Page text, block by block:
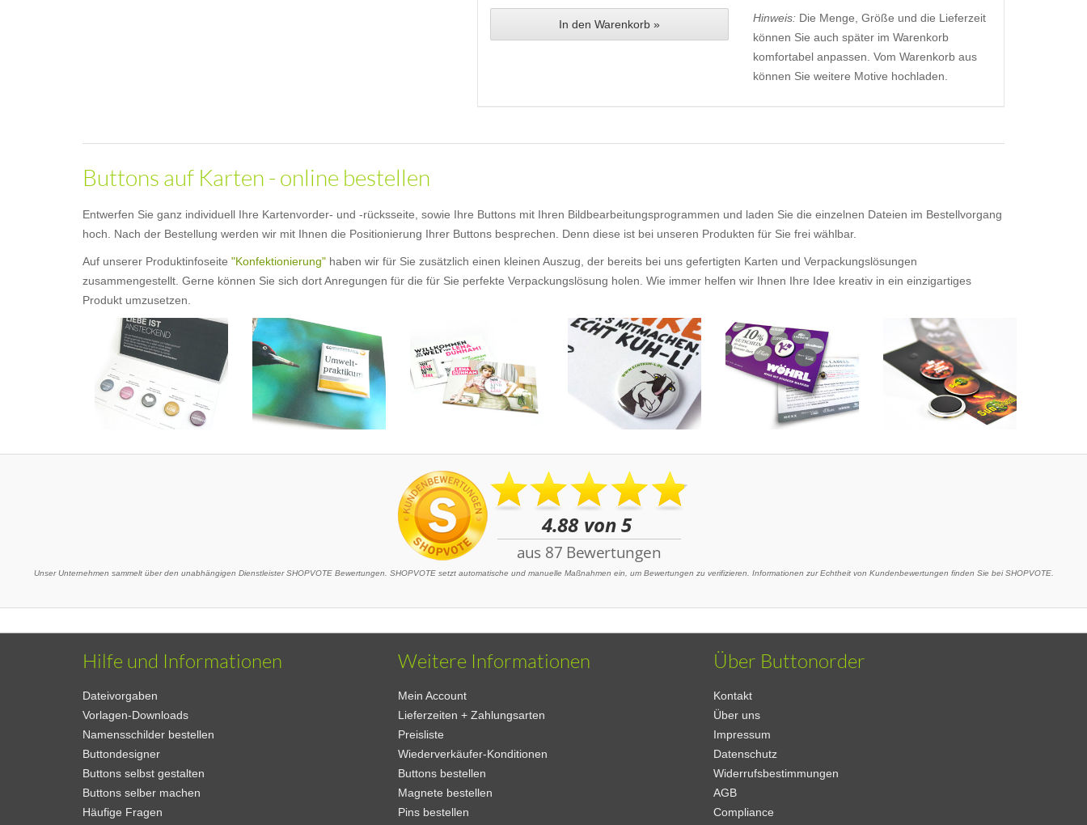
In den Warenkorb » Hinweis:Die Menge, Größe und die Lieferzeit
können Sie auch später im Warenkorb
komfortabel anpassen. Vom Warenkorb aus
können Sie weitere Motive hochladen.
Buttons auf Karten - online bestellen
Entwerfen Sie ganz individuell Ihre Kartenvorder- und -rücksseite, sowie Ihre Buttons mit Ihren Bildbearbeitungsprogrammen und laden Sie die einzelnen Dateien im Bestellvorgang
hoch. Nach der Bestellung werden wir mit Ihnen die Positionierung Ihrer Buttons besprechen. Denn diese ist bei unseren Produkten für Sie frei wählbar.
Auf unserer Produktinfoseite "Konfektionierung" haben wir für Sie zusätzlich einen kleinen Auszug, der bereits bei uns gefertigten Karten und Verpackungslösungen
zusammengestellt. Gerne können Sie sich dort Anregungen für die für Sie perfekte Verpackungslösung holen. Wie immer helfen wir Ihnen Ihre Idee kreativ in ein einzigartiges
Produkt umzusetzen.
Unser Unternehmen sammelt über den unabhängigen Dienstleister SHOPVOTE Bewertungen. SHOPVOTE setzt automatische und manuelle Maßnahmen ein, um Bewertungen zu verifizieren. Informationen zur Echtheit von Kundenbewertungen finden Sie bei SHOPVOTE.
Hilfe und Informationen
Dateivorgaben
Vorlagen-Downloads
Namensschilder bestellen
Buttondesigner
Buttons selbst gestalten
Buttons selber machen
Häufige Fragen
Weitere Informationen
Mein Account
Lieferzeiten + Zahlungsarten
Preisliste
Wiederverkäufer-Konditionen
Buttons bestellen
Magnete bestellen
Pins bestellen
Über Buttonorder
Kontakt
Über uns
Impressum
Datenschutz
Widerrufsbestimmungen
AGB
Compliance